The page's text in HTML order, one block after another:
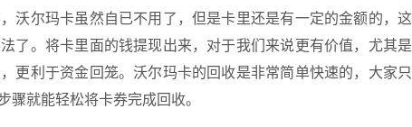
沃尔玛卡虽然自已不用了，但是卡里还是有一定的金额的，这
了。将卡里面的钱提现出来，对于我们来说更有价值，尤其是
更利于资金回笼。沃尔玛卡的回收是非常简单快速的，大家只
骤就能轻松将卡券完成回收。